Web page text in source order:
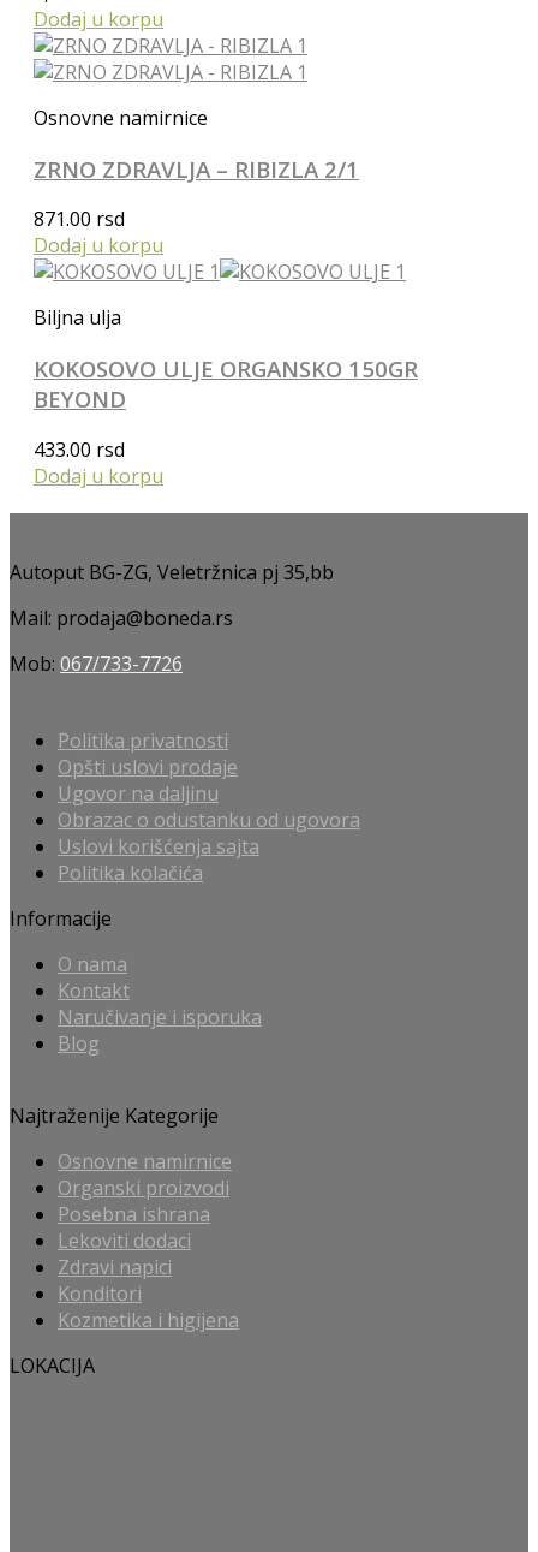
Dodaj u korpu
Osnovne namirnice
ZRNO ZDRAVLJA – RIBIZLA 2/1
871.00 rsd
Dodaj u korpu
Biljna ulja
KOKOSOVO ULJE ORGANSKO 150GR
BEYOND
433.00 rsd
Dodaj u korpu
Autoput BG-ZG, Veletržnica pj 35,bb
Mail: prodaja@boneda.rs
Mob: 067/733-7726
Politika privatnosti
Opšti uslovi prodaje
Ugovor na daljinu
Obrazac o odustanku od ugovora
Uslovi korišćenja sajta
Politika kolačića
Informacije
O nama
Kontakt
Naručivanje i isporuka
Blog
Najtraženije Kategorije
Osnovne namirnice
Organski proizvodi
Posebna ishrana
Lekoviti dodaci
Zdravi napici
Konditori
Kozmetika i higijena
LOKACIJA